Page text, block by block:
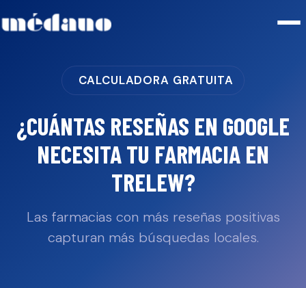
CALCULADORA GRATUITA
¿CUÁNTAS RESEÑAS EN GOOGLE
NECESITA TU FARMACIA EN
TRELEW?
Las farmacias con más reseñas positivas
capturan más búsquedas locales.